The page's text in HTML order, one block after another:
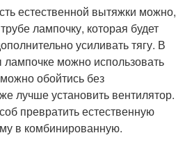
естественной вытяжки можно,
лампочку, которая будет
усиливать тягу. В
лампочке можно использовать
обойтись без
лучше установить вентилятор.
превратить естественную
в комбинированную.